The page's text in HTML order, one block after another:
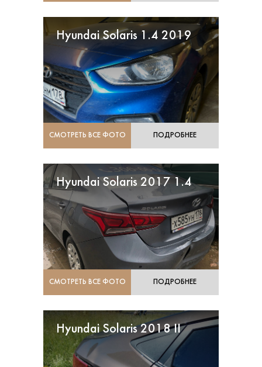
Hyundai Solaris 1.4 2019
СМОТРЕТЬ ВСЕ ФОТО ПОДРОБНЕЕ
Hyundai Solaris 2017 1.4
СМОТРЕТЬ ВСЕ ФОТО ПОДРОБНЕЕ
Hyundai Solaris 2018 II